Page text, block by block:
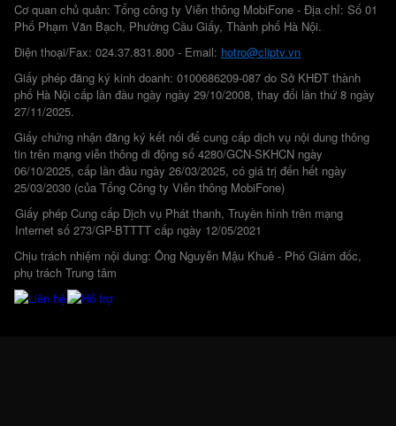
Cơ quan chủ quản: Tổng công ty Viễn thông MobiFone - Địa chỉ: Số 01
Phố Phạm Văn Bạch, Phường Cầu Giấy, Thành phố Hà Nội.
Điện thoại/Fax: 024.37.831.800 - Email: hotro@cliptv.vn
Giấy phép đăng ký kinh doanh: 0100686209-087 do Sở KHĐT thành
phố Hà Nội cấp lần đầu ngày ngày 29/10/2008, thay đổi lần thứ 8 ngày
27/11/2025.
Giấy chứng nhận đăng ký kết nối để cung cấp dịch vụ nội dung thông
tin trên mạng viễn thông di động số 4280/GCN-SKHCN ngày
06/10/2025, cấp lần đầu ngày 26/03/2025, có giá trị đến hết ngày
25/03/2030 (của Tổng Công ty Viễn thông MobiFone)
Giấy phép Cung cấp Dịch vụ Phát thanh, Truyền hình trên mạng
Internet số 273/GP-BTTTT cấp ngày 12/05/2021
Chịu trách nhiệm nội dung: Ông Nguyễn Mậu Khuê - Phó Giám đốc,
phụ trách Trung tâm